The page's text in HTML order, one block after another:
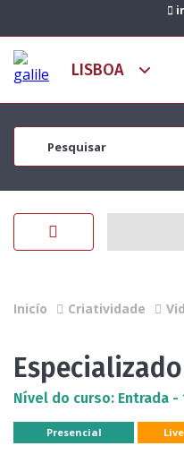
Inicío Criatividade
Nível do curso: Entrada -
Presencial